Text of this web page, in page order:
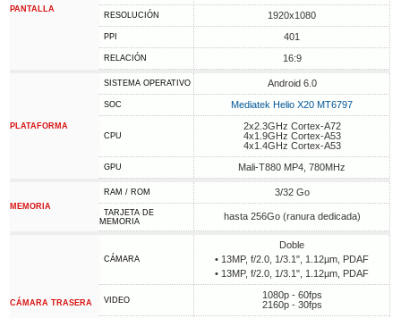
PANTALLA
RESOLUCIÓN 1920x1080
PPI 401
RELACIÓN 16:9
PLATAFORMA
SISTEMA OPERATIVO Android 6.0
SOC Mediatek Helio X20 MT6797
CPU
2x2.3GHz Cortex-A72
4x1.9GHz Cortex-A53
4x1.4GHz Cortex-A53
GPU Mali-T880 MP4, 780MHz
MEMORIA
RAM / ROM 3/32 Go
TARJETA DE
MEMORIA
hasta 256Go (ranura dedicada)
CÁMARA TRASERA
CÁMARA
Doble
• 13MP, f/2.0, 1/3.1", 1.12µm, PDAF
• 13MP, f/2.0, 1/3.1", 1.12µm, PDAF
VIDEO
1080p - 60fps
2160p - 30fps